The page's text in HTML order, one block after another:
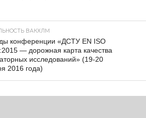
ВАКХЛМ
конференции «ДСТУ EN ISO
— дорожная карта качества
исследований» (19-20
2016 года)